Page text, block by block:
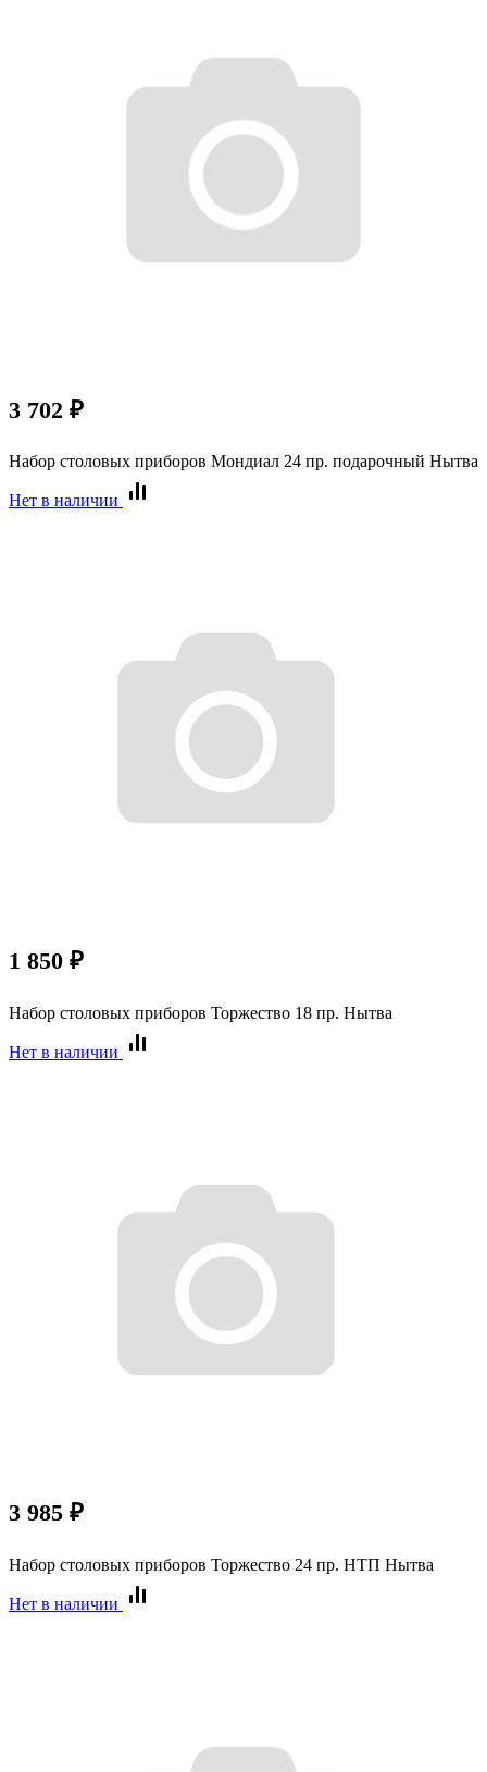
3 702 ₽
Набор столовых приборов Мондиал 24 пр. подарочный Нытва
Нет в наличии
1 850 ₽
Набор столовых приборов Торжество 18 пр. Нытва
Нет в наличии
3 985 ₽
Набор столовых приборов Торжество 24 пр. НТП Нытва
Нет в наличии